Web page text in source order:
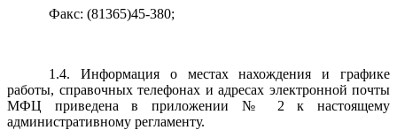
Факс: (81365)45-380;
1.4. Информация о местах нахождения и графике
работы, справочных телефонах и адресах электронной почты
МФЦ приведена в приложении № 2 к настоящему
административному регламенту.